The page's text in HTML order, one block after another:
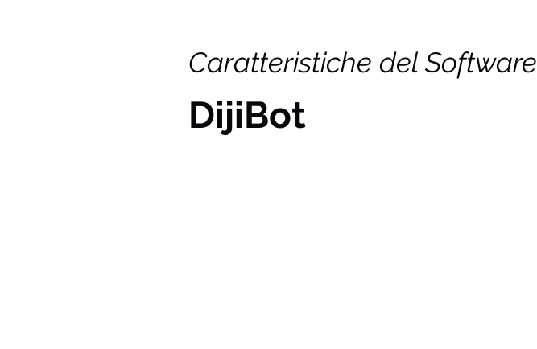
Caratteristiche del Software
DijiBot